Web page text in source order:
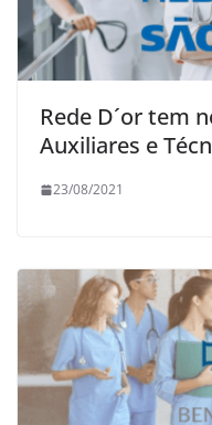
Rede D´or tem
Auxiliares e
23/08/2021